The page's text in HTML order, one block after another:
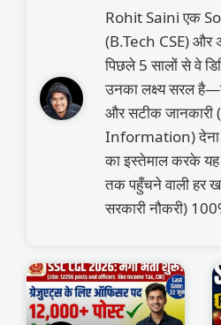
Rohit Saini एक
(B.Tech CSE) और
पिछले 5 सालों से वे
उनका लक्ष्य सरल
और सटीक
Information)
का इस्तेमाल करके
तक पहुँचने वाली हर
सरकारी नौकरी)